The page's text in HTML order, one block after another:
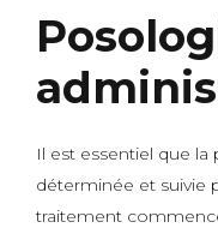
Il est essentiel que
déterminée et suivie
traitement